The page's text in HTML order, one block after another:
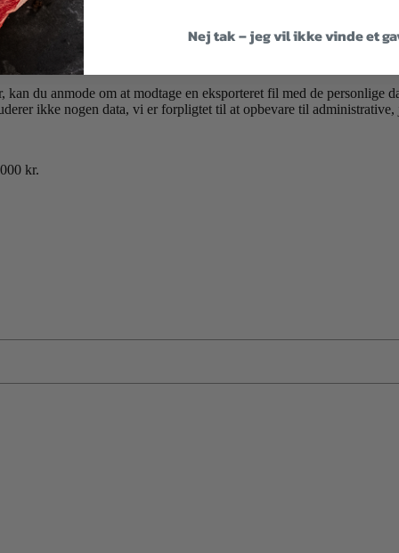
tid.
du anmode om at modtage en eksporteret fil med de
ikke nogen data, vi er forpligtet til at opbevare til
kr.
Nej tak – jeg vil ikke vinde et